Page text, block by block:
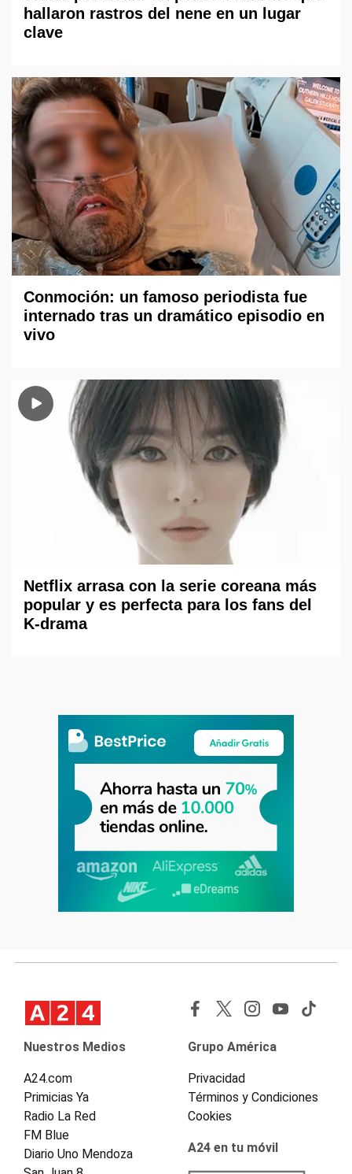
hallaron rastros del nene en un lugar
clave
Conmoción: un famoso periodista fue
internado tras un dramático episodio en
vivo
Netflix arrasa con la serie coreana más
popular y es perfecta para los fans del
K-drama
Nuestros Medios
A24.com
Primicias Ya
Radio La Red
FM Blue
Diario Uno Mendoza
Grupo América
Privacidad
Términos y Condiciones
Cookies
A24 en tu móvil